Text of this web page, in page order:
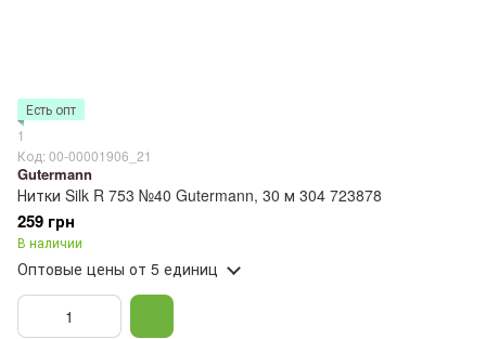
Есть опт
1
Код: 00-00001906_21
Gutermann
Нитки Silk R 753 №40 Gutermann, 30 м 304 723878
259 грн
В наличии
Оптовые цены от 5 единиц